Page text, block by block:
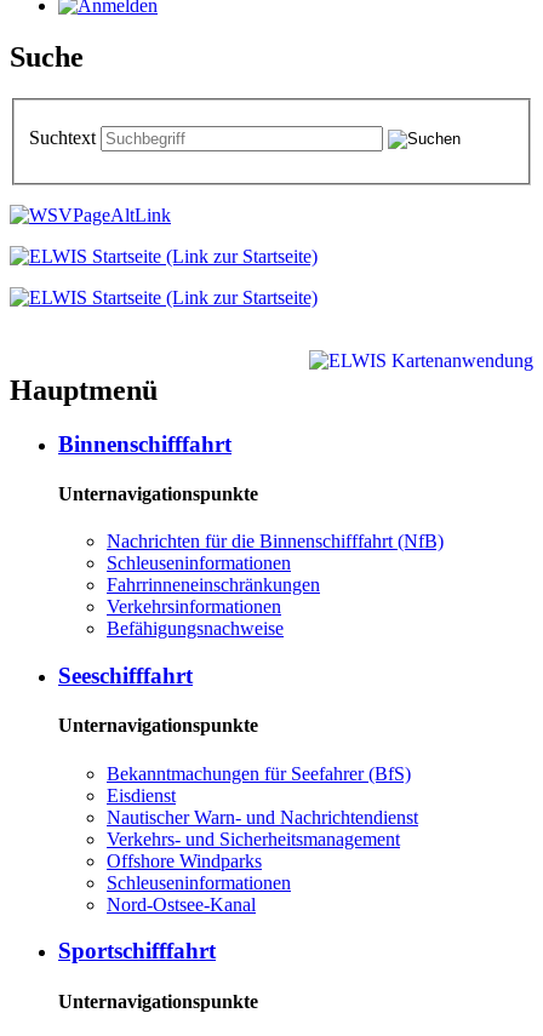
Suche
Suchtext
Hauptmenü
Binnenschifffahrt
Unternavigationspunkte
Nachrichten für die Binnenschifffahrt (NfB)
Schleuseninformationen
Fahrrinneneinschränkungen
Verkehrsinformationen
Befähigungsnachweise
Seeschifffahrt
Unternavigationspunkte
Bekanntmachungen für Seefahrer (BfS)
Eisdienst
Nautischer Warn- und Nachrichtendienst
Verkehrs- und Sicherheitsmanagement
Offshore Windparks
Schleuseninformationen
Nord-Ostsee-Kanal
Sportschifffahrt
Unternavigationspunkte